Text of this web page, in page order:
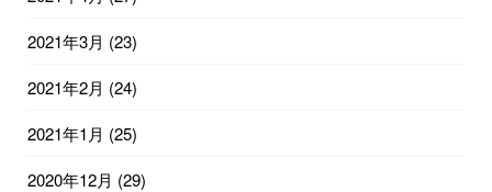
2021年3月 (23)
2021年2月 (24)
2021年1月 (25)
2020年12月 (29)